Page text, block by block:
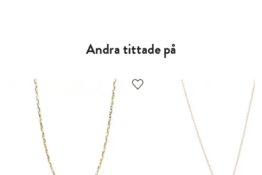
Andra tittade på